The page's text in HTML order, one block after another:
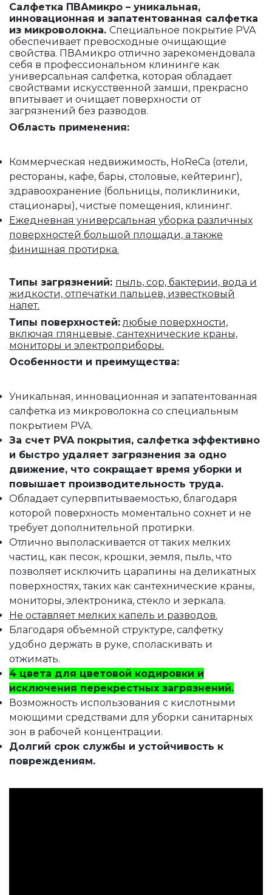
Салфетка ПВАмикро – уникальная,
инновационная и запатентованная салфетка
из микроволокна. Специальное покрытие PVA
обеспечивает превосходные очищающие
свойства. ПВАмикро отлично зарекомендовала
себя в профессиональном клининге как
универсальная салфетка, которая обладает
свойствами искусственной замши, прекрасно
впитывает и очищает поверхности от
загрязнений без разводов.
Область применения:
Коммерческая недвижимость, HoReCa (отели,
рестораны, кафе, бары, столовые, кейтеринг),
здравоохранение (больницы, поликлиники,
стационары), чистые помещения, клининг.
Ежедневная универсальная уборка различных
поверхностей большой площади, а также
финишная протирка.
Типы загрязнений: пыль, сор, бактерии, вода и
жидкости, отпечатки пальцев, известковый
налет.
Типы поверхностей: любые поверхности,
включая глянцевые, сантехнические краны,
мониторы и электроприборы.
Особенности и преимущества:
Уникальная, инновационная и запатентованная
салфетка из микроволокна со специальным
покрытием PVA.
За счет PVA покрытия, салфетка эффективно
и быстро удаляет загрязнения за одно
движение, что сокращает время уборки и
повышает производительность труда.
Обладает супервпитываемостью, благодаря
которой поверхность моментально сохнет и не
требует дополнительной протирки.
Отлично выполаскивается от таких мелких
частиц, как песок, крошки, земля, пыль, что
позволяет исключить царапины на деликатных
поверхностях, таких как сантехнические краны,
мониторы, электроника, стекло и зеркала.
Не оставляет мелких капель и разводов.
Благодаря объемной структуре, салфетку
удобно держать в руке, споласкивать и
отжимать.
4 цвета для цветовой кодировки и
исключения перекрестных загрязнений.
Возможность использования с кислотными
моющими средствами для уборки санитарных
зон в рабочей концентрации.
Долгий срок службы и устойчивость к
повреждениям.